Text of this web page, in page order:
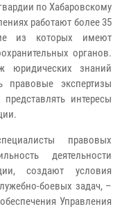
по Хабаровскому
работают более 35
из которых имеют
органов.
юридических знаний
правовые экспертизы
интересы
правовых
деятельности
создают условия
боевых задач, –
Управления